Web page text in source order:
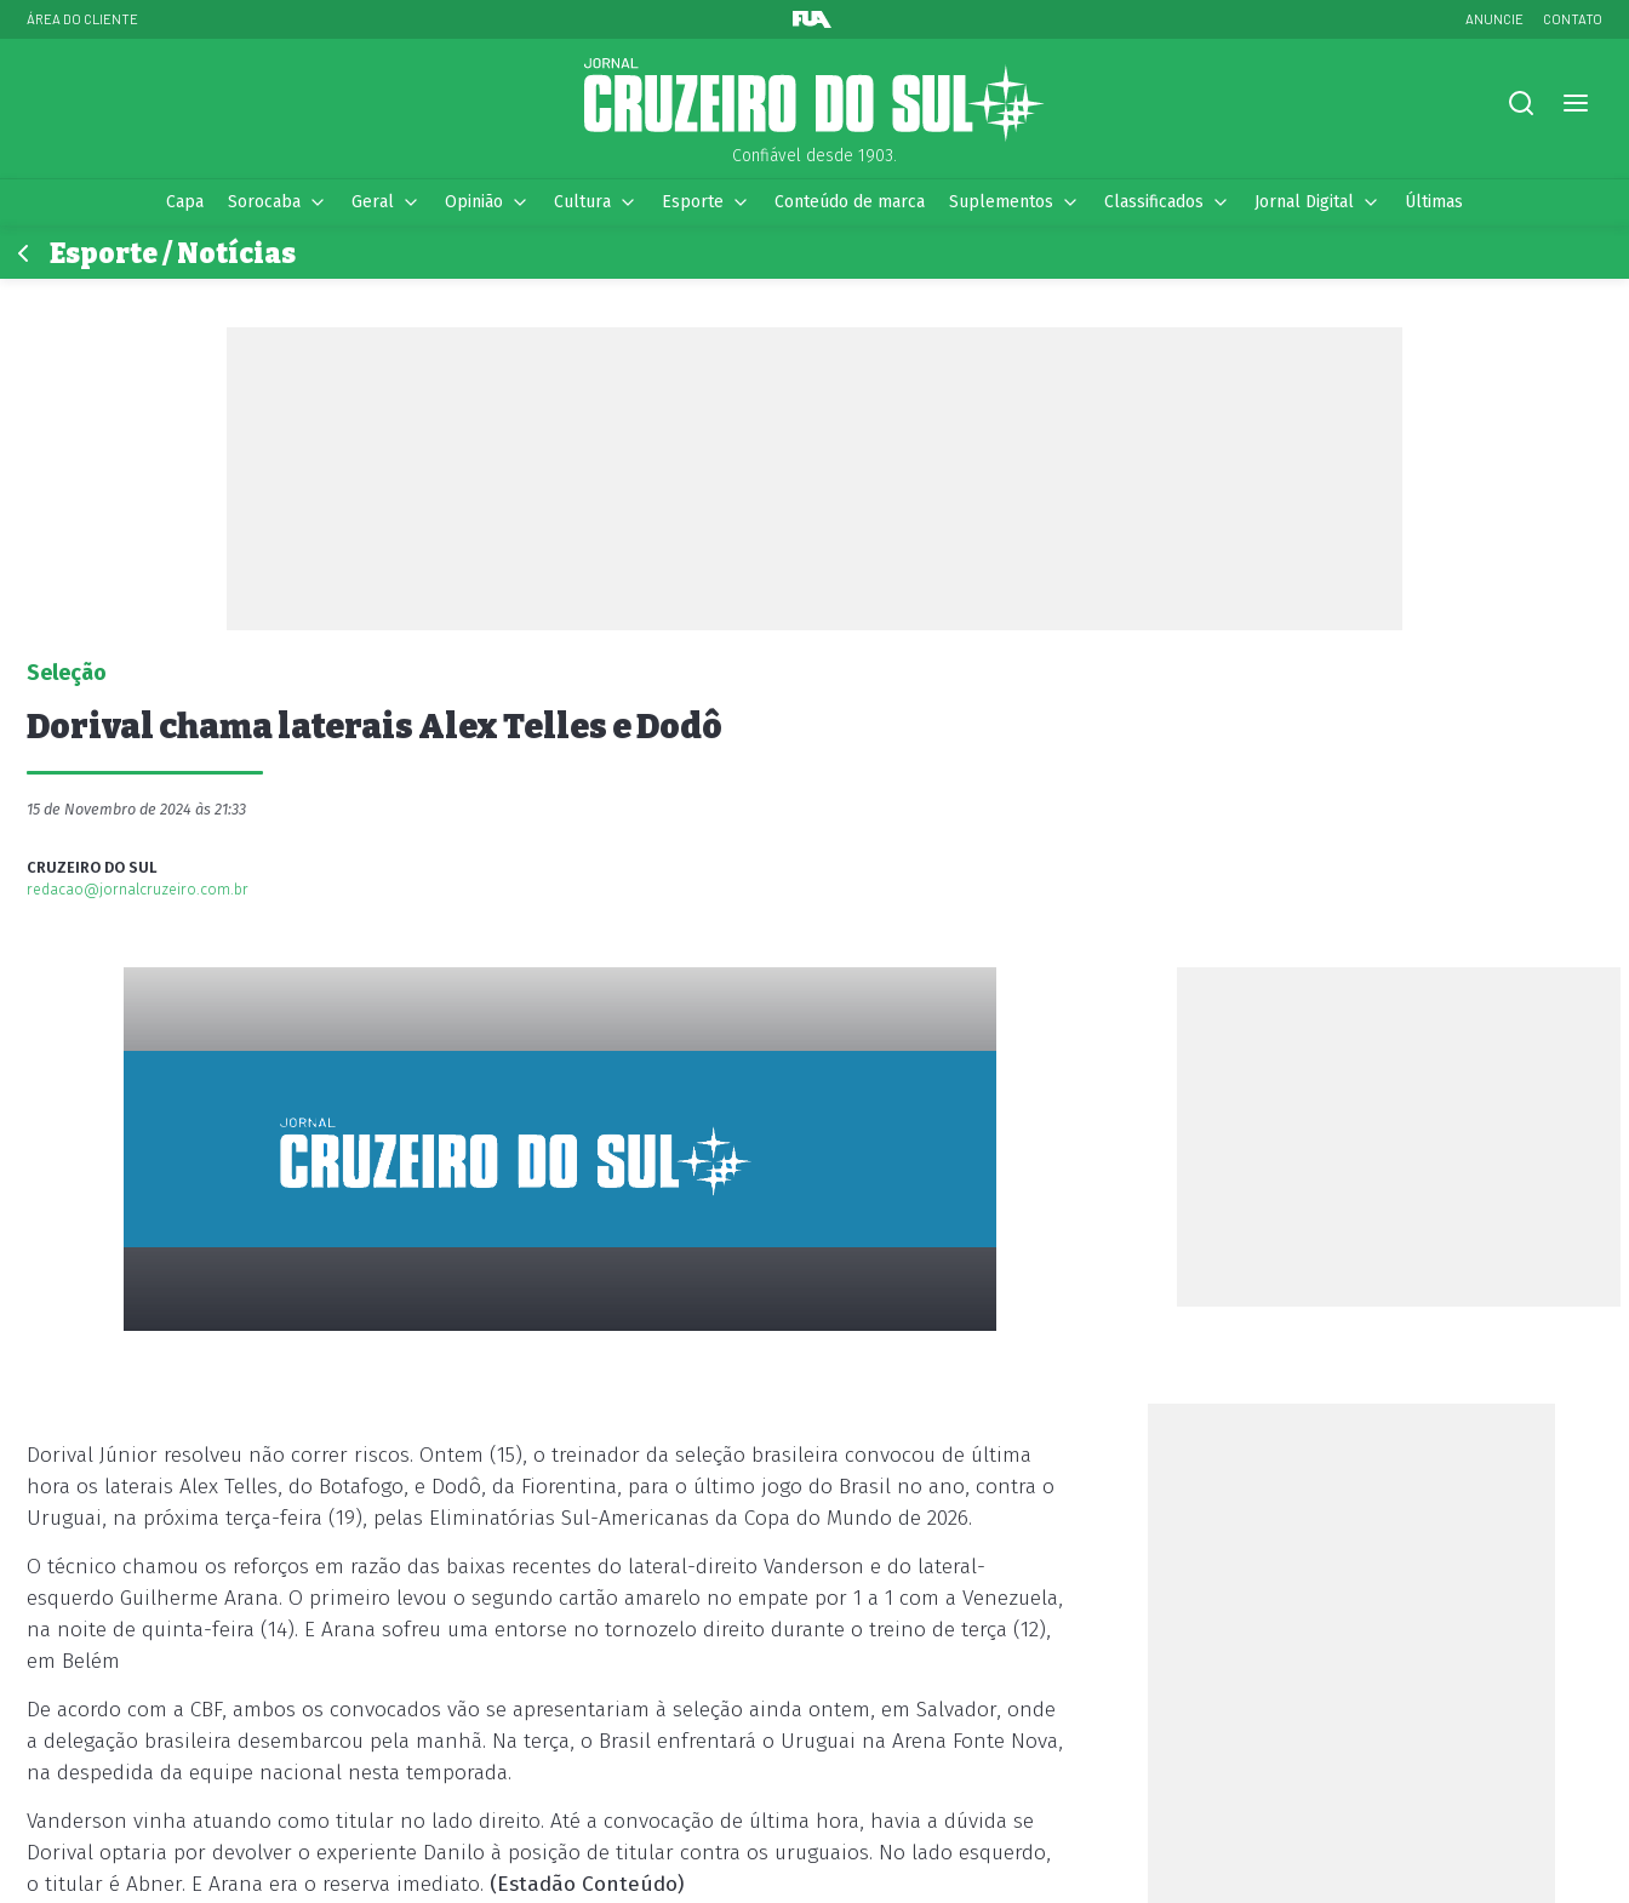
ÁREA DO CLIENTE ANUNCIE CONTATO
Confiável desde 1903.
Capa Sorocaba Geral Opinião Cultura Esporte Conteúdo de marca Suplementos Classificados Jornal Digital Últimas
Esporte / Notícias
Seleção
Dorival chama laterais Alex Telles e Dodô
15 de Novembro de 2024 às 21:33
CRUZEIRO DO SUL
redacao@jornalcruzeiro.com.br
Dorival Júnior resolveu não correr riscos. Ontem (15), o treinador da seleção brasileira convocou de última
hora os laterais Alex Telles, do Botafogo, e Dodô, da Fiorentina, para o último jogo do Brasil no ano, contra o
Uruguai, na próxima terça-feira (19), pelas Eliminatórias Sul-Americanas da Copa do Mundo de 2026.
O técnico chamou os reforços em razão das baixas recentes do lateral-direito Vanderson e do lateral-
esquerdo Guilherme Arana. O primeiro levou o segundo cartão amarelo no empate por 1 a 1 com a Venezuela,
na noite de quinta-feira (14). E Arana sofreu uma entorse no tornozelo direito durante o treino de terça (12),
em Belém
De acordo com a CBF, ambos os convocados vão se apresentariam à seleção ainda ontem, em Salvador, onde
a delegação brasileira desembarcou pela manhã. Na terça, o Brasil enfrentará o Uruguai na Arena Fonte Nova,
na despedida da equipe nacional nesta temporada.
Vanderson vinha atuan­do como titular no lado direito. Até a convocação de última hora, havia a dúvida se
Dorival optaria por devolver o experiente Danilo à posição de titular contra os uruguaios. No lado esquerdo,
o titular é Abner. E Arana era o reserva imediato. (Estadão Conteúdo)